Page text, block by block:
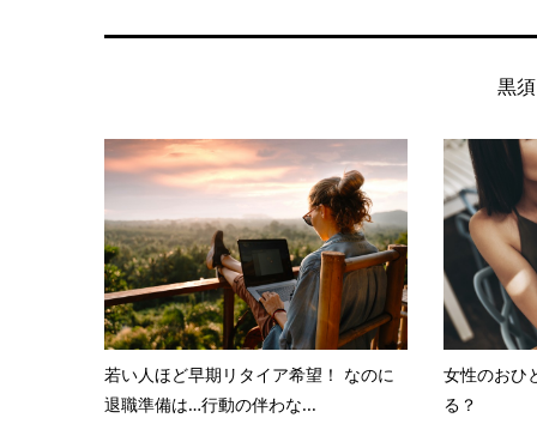
黒
若い人ほど早期リタイア希望！ なのに
退職準備は…行動の伴わな...
女性のおひ
る？